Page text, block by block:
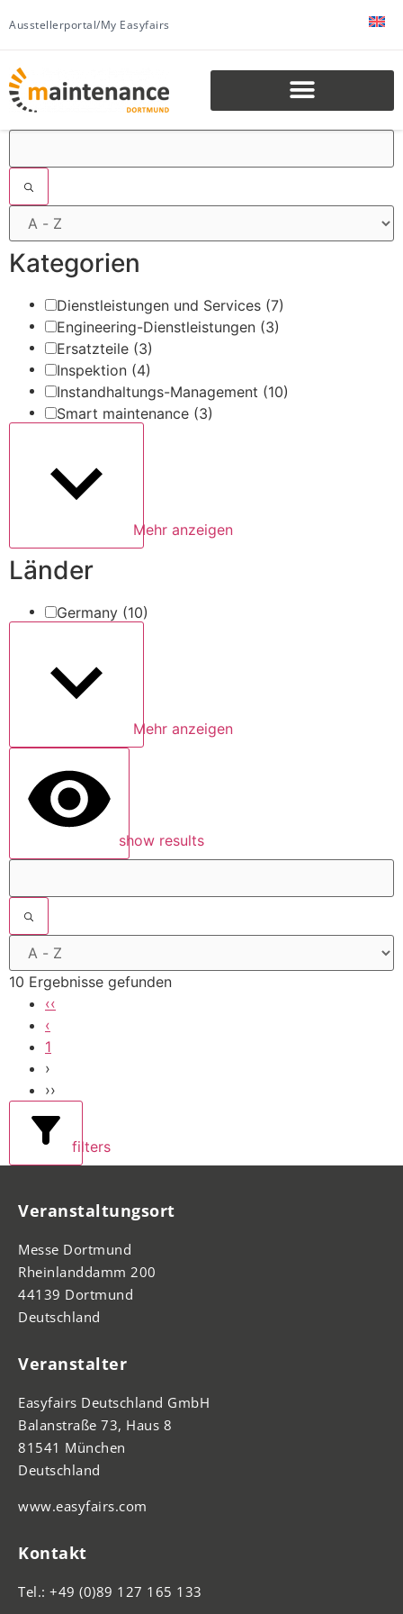
Ausstellerportal/My Easyfairs
Kategorien
Dienstleistungen und Services (7)
Engineering-Dienstleistungen (3)
Ersatzteile (3)
Inspektion (4)
Instandhaltungs-Management (10)
Smart maintenance (3)
Mehr anzeigen
Länder
Germany (10)
Mehr anzeigen
show results
10 Ergebnisse gefunden
‹‹
‹
1
›
››
filters
Veranstaltungsort
Messe Dortmund
Rheinlanddamm 200
44139 Dortmund
Deutschland
Veranstalter
Easyfairs Deutschland GmbH
Balanstraße 73, Haus 8
81541 München
Deutschland
www.easyfairs.com
Kontakt
Tel.: +49 (0)89 127 165 133